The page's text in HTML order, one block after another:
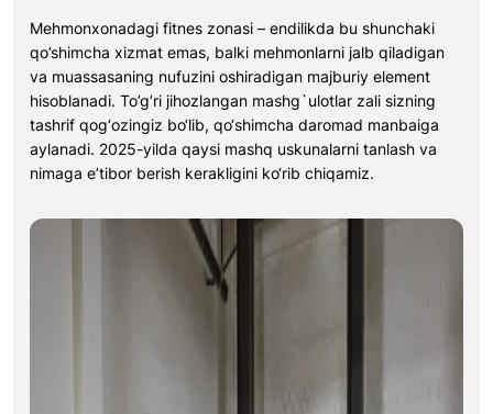
Mehmonxonadagi fitnes zonasi – endilikda bu shunchaki
qo’shimcha xizmat emas, balki mehmonlarni jalb qiladigan
va muassasaning nufuzini oshiradigan majburiy element
hisoblanadi. To’g’ri jihozlangan mashg`ulotlar zali sizning
tashrif qog‘ozingiz bo‘lib, qo‘shimcha daromad manbaiga
aylanadi. 2025-yilda qaysi mashq uskunalarni tanlash va
nimaga e’tibor berish kerakligini ko‘rib chiqamiz.